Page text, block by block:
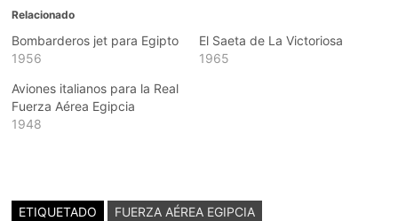
Relacionado
Bombarderos jet para Egipto
1956
El Saeta de La Victoriosa
1965
Aviones italianos para la Real
Fuerza Aérea Egipcia
1948
ETIQUETADO FUERZA AÉREA EGIPCIA